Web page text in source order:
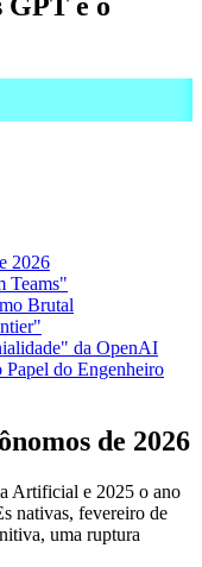
2026
Teams"
Brutal
da OpenAI
do Engenheiro
de 2026
Artificial e 2025 o ano
nativas, fevereiro de
uma ruptura